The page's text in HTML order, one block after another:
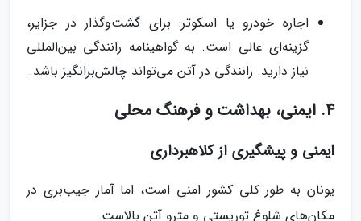
اجاره خودرو یا اسکوتر: برای گشت‌وگذار در جزایر،
گزینه‌ای عالی است. به گواهینامه رانندگی بین‌المللی
نیاز دارید. رانندگی در آتن می‌تواند چالش‌برانگیز باشد.
4. ایمنی، بهداشت و فرهنگ محلی
ایمنی و پیشگیری از کلاهبرداری
یونان به طور کلی کشور امنی است، اما آمار جیب‌بری در
مکان‌های شلوغ توریستی و مترو آتن بالاست.